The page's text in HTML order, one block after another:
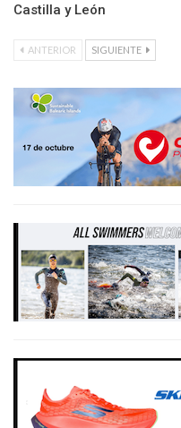
Castilla y León
ANTERIOR SIGUIENTE